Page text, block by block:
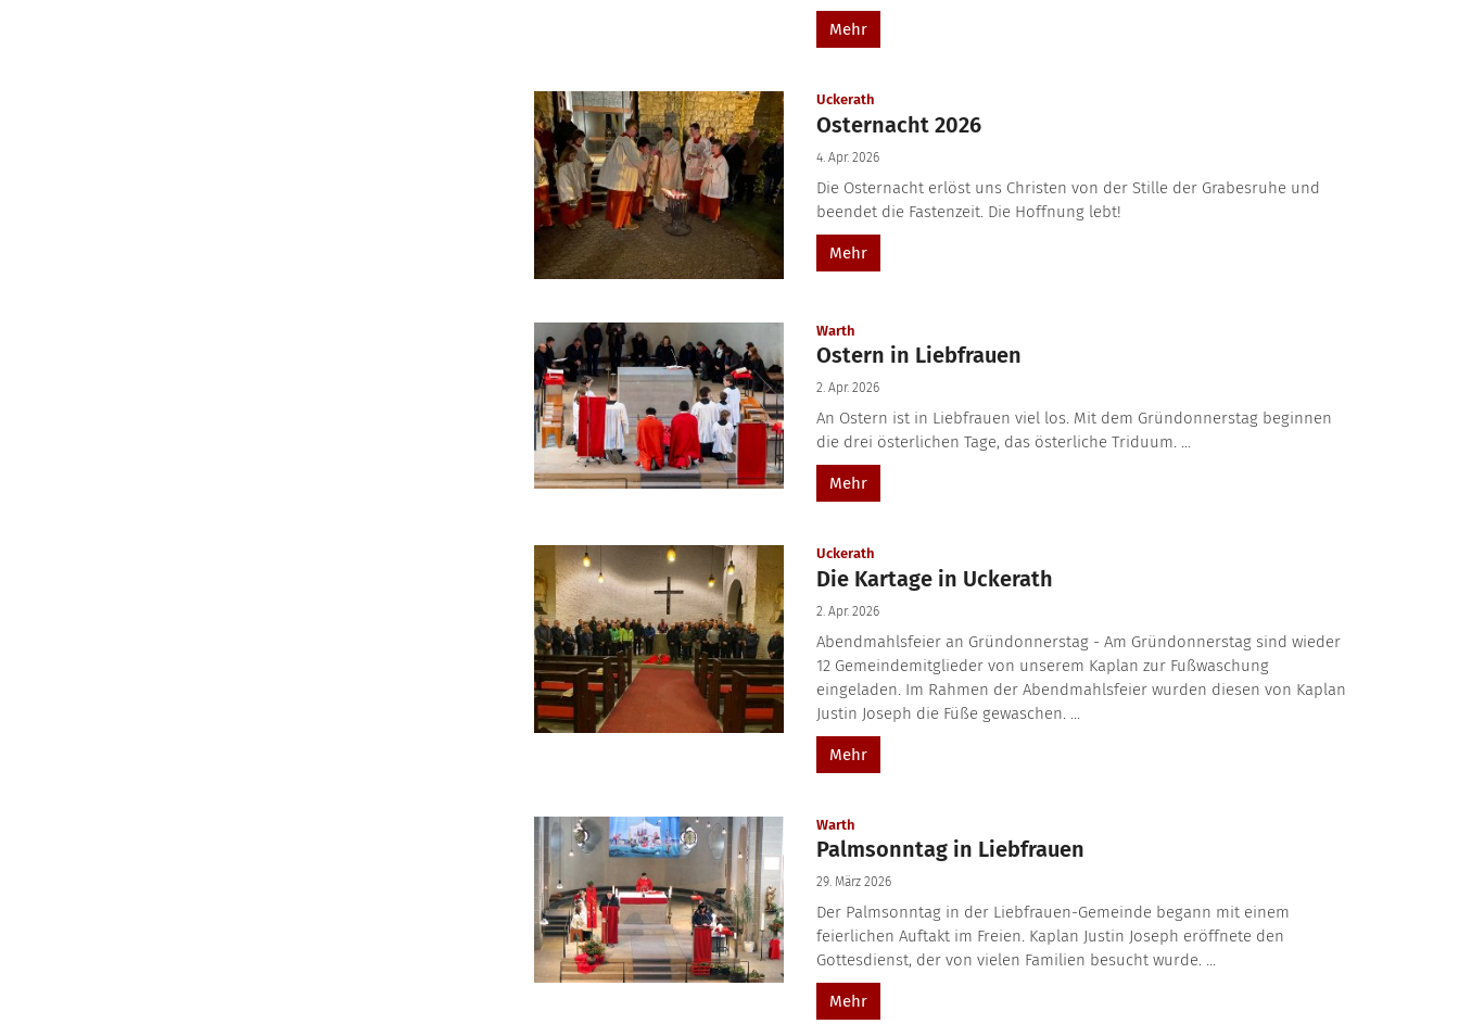
Mehr
Uckerath
Osternacht 2026
4. Apr. 2026
Die Osternacht erlöst uns Christen von der Stille der Grabesruhe und
beendet die Fastenzeit. Die Hoffnung lebt!
Mehr
Warth
Ostern in Liebfrauen
2. Apr. 2026
An Ostern ist in Liebfrauen viel los. Mit dem Gründonnerstag beginnen
die drei österlichen Tage, das österliche Triduum. ...
Mehr
Uckerath
Die Kartage in Uckerath
2. Apr. 2026
Abendmahlsfeier an Gründonnerstag - Am Gründonnerstag sind wieder
12 Gemeindemitglieder von unserem Kaplan zur Fußwaschung
eingeladen. Im Rahmen der Abendmahlsfeier wurden diesen von Kaplan
Justin Joseph die Füße gewaschen. ...
Mehr
Warth
Palmsonntag in Liebfrauen
29. März 2026
Der Palmsonntag in der Liebfrauen-Gemeinde begann mit einem
feierlichen Auftakt im Freien. Kaplan Justin Joseph eröffnete den
Gottesdienst, der von vielen Familien besucht wurde. ...
Mehr